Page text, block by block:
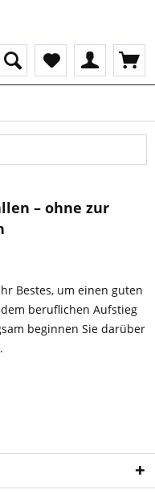
– ohne zur
Bestes, um einen guten
beruflichen Aufstieg
beginnen Sie darüber